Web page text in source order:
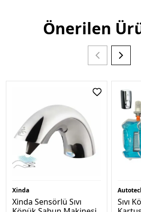
Önerilen
Xinda
Xinda Sensörlü Sıvı
Sıvı